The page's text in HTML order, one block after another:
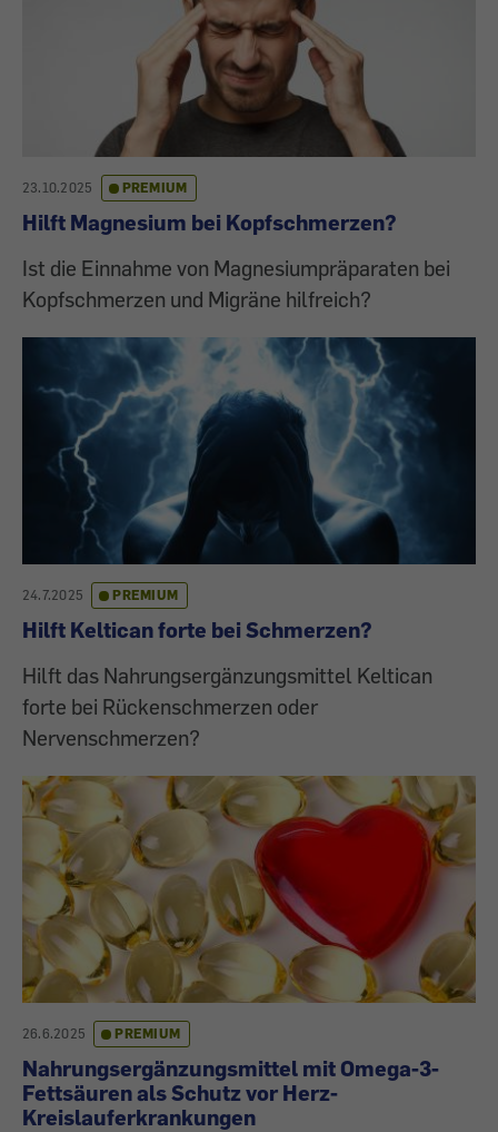
23.10.2025 PREMIUM
Hilft Magnesium bei Kopfschmerzen?
Ist die Einnahme von Magnesiumpräparaten bei
Kopfschmerzen und Migräne hilfreich?
24.7.2025 PREMIUM
Hilft Keltican forte bei Schmerzen?
Hilft das Nahrungsergänzungsmittel Keltican
forte bei Rückenschmerzen oder
Nervenschmerzen?
26.6.2025 PREMIUM
Nahrungsergänzungsmittel mit Omega-3-
Fettsäuren als Schutz vor Herz-
Kreislauferkrankungen